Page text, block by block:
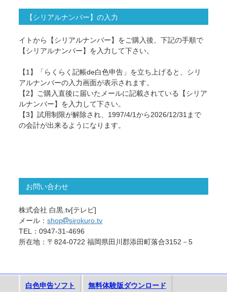
【シリアルナンバー】の入力
イトから【シリアルナンバー】をご購入後、下記の手順で
【シリアルナンバー】を入力して下さい。
【1】「らくらく記帳de白色申告」を立ち上げると、シリ
アルナンバーの入力画面が表示されます。
【2】ご購入直後に届いたメールに記載されている【シリア
ルナンバー】を入力して下さい。
【3】試用制限が解除され、1997/4/1から2026/12/31まで
の会計が出来るようになります。
お問い合わせ
株式会社 白黒.tv[テレビ]
メール：shop
sirokuro.tv
TEL：0947-31-4696
所在地：〒824-0722 福岡県田川郡添田町落合3152－5
白色申告ソフト 無料体験版ダウンロード